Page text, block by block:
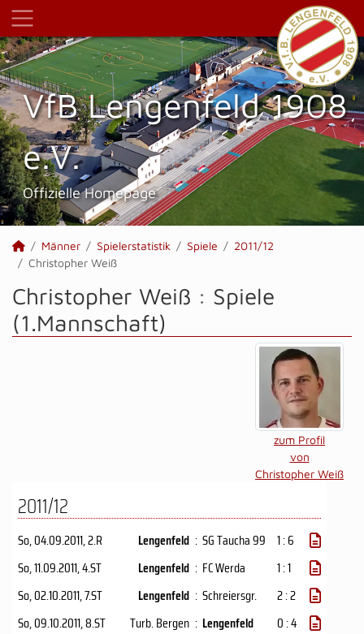
VfB Lengenfeld 1908
e.V.
Offizielle Homepage
Männer Spielerstatistik Spiele
2011/12
Christopher Weiß
Christopher Weiß : Spiele
(1.Mannschaft)
zum Profil
von
Christopher Weiß
2011/12
So, 04.09.2011, 2.R Lengenfeld : SG Taucha 99 1 : 6
So, 11.09.2011, 4.ST Lengenfeld : FC Werda
1 : 1
So, 02.10.2011, 7.ST Lengenfeld : Schreiersgr.
2 : 2
So, 09.10.2011, 8.ST Turb. Bergen : Lengenfeld
0 : 4